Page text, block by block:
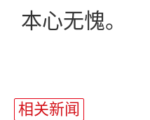
本心无愧。
相关新闻